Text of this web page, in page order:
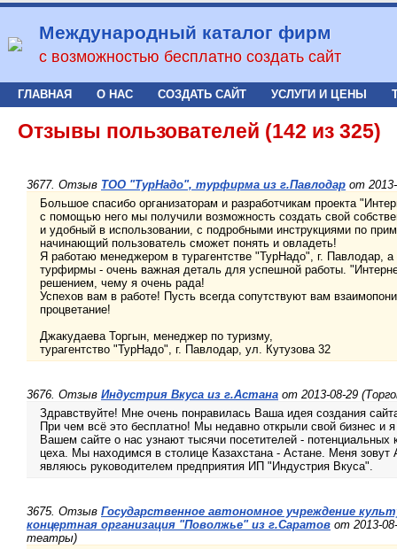
Международный каталог фирм
с возможностью бесплатно создать сайт
ГЛАВНАЯ О НАС СОЗДАТЬ САЙТ УСЛУГИ И ЦЕНЫ
Отзывы пользователей (142 из 325)
3677. Отзыв ТОО "ТурНадо", турфирма из г.Павлодар от
Большое спасибо организаторам и разработчикам проекта
с помощью него мы получили возможность создать свой
и удобный в использовании, с подробными инструкциями по
начинающий пользователь сможет понять и овладеть!
Я работаю менеджером в турагентстве "ТурНадо", г. Павлодар,
турфирмы - очень важная деталь для успешной работы.
решением, чему я очень рада!
Успехов вам в работе! Пусть всегда сопутствуют вам
процветание!
Джакудаева Торгын, менеджер по туризму,
турагентство "ТурНадо", г. Павлодар, ул. Кутузова 32
3676. Отзыв Индустрия Вкуса из г.Астана от 2013-08-29
Здравствуйте! Мне очень понравилась Ваша идея создания
При чем всё это бесплатно! Мы недавно открыли свой бизнес и
Вашем сайте о нас узнают тысячи посетителей - потенциальных
цеха. Мы находимся в столице Казахстана - Астане. Меня зовут
являюсь руководителем предприятия ИП "Индустрия Вкуса".
3675. Отзыв Государственное автономное учреждение
концертная организация "Поволжье" из г.Саратов от 2013-
театры)